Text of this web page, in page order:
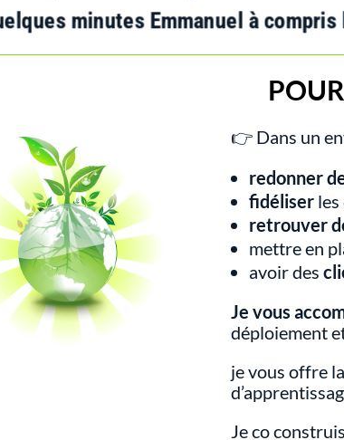
minutes Emmanuel à
👉 Dans un
redonner
fidéliser
retrouver
mettre en
avoirdes
Je vous
déploiement
je vous offre
Je co